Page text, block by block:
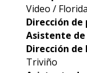
Video /
Dirección de
Asistente
Dirección
Triviño